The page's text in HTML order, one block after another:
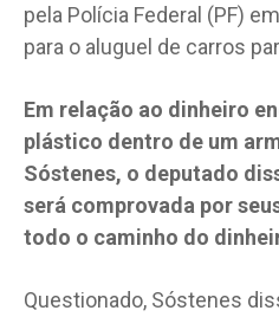
pela Polícia Federal (PF)
para o aluguel de carros
Em relação ao dinheiro
plástico dentro de um
Sóstenes, o deputado
será comprovada por
todo o caminho do
Questionado, Sóstenes